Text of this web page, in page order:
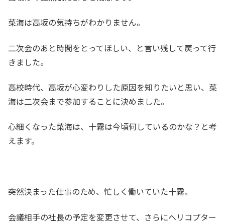
菜海は高坂の気持ちがわかりません。
二次会のあと時間をとってほしい、と言い残して戻って行
きました。
高校時代、高坂が心変わりした原因を知りたいと思い、菜
海は二次会まで参加することに決めました。
心細くなった菜海は、十霧は今頃何しているのかな？と考
えます。
突然決まった仕事のため、忙しく働いていた十霧。
会議相手の社長の予定を変更させて、さらにヘリコプター